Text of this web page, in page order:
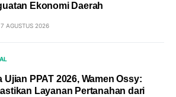
Ekonomi Daerah
AGUSTUS 2026
Ujian PPAT 2026, Wamen Ossy:
Layanan Pertanahan dari